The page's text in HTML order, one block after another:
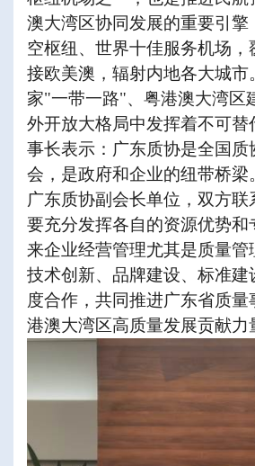
澳大湾区协同发展的重要引擎
空枢纽、世界十佳服务机场，
接欧美澳，辐射内地各大城市
家"一带一路"、粤港澳大湾区
外开放大格局中发挥着不可替
事长表示：广东质协是全国质
会，是政府和企业的纽带桥梁
广东质协副会长单位，双方联
要充分发挥各自的资源优势和
来企业经营管理尤其是质量管
技术创新、品牌建设、标准建
度合作，共同推进广东省质量
港澳大湾区高质量发展贡献力